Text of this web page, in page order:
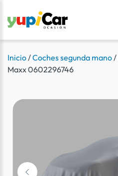
Inicio/Coches segunda mano/
Maxx 0602296746